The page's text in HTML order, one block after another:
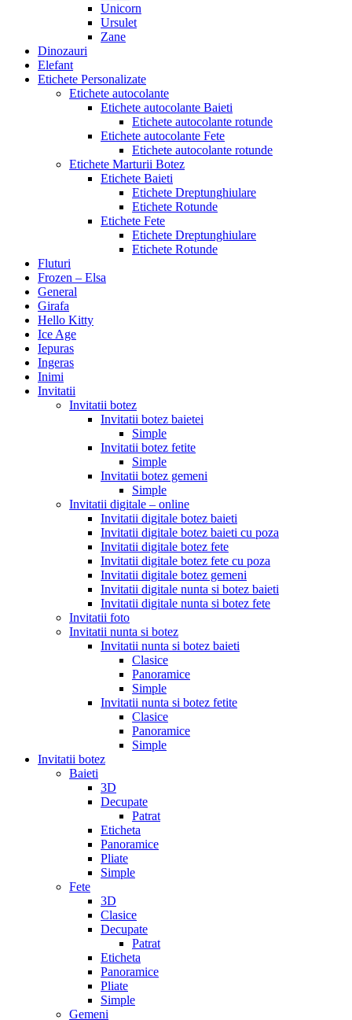
Unicorn
Ursulet
Zane
Dinozauri
Elefant
Etichete Personalizate
Etichete autocolante
Etichete autocolante Baieti
Etichete autocolante rotunde
Etichete autocolante Fete
Etichete autocolante rotunde
Etichete Marturii Botez
Etichete Baieti
Etichete Dreptunghiulare
Etichete Rotunde
Etichete Fete
Etichete Dreptunghiulare
Etichete Rotunde
Fluturi
Frozen – Elsa
General
Girafa
Hello Kitty
Ice Age
Iepuras
Ingeras
Inimi
Invitatii
Invitatii botez
Invitatii botez baietei
Simple
Invitatii botez fetite
Simple
Invitatii botez gemeni
Simple
Invitatii digitale – online
Invitatii digitale botez baieti
Invitatii digitale botez baieti cu poza
Invitatii digitale botez fete
Invitatii digitale botez fete cu poza
Invitatii digitale botez gemeni
Invitatii digitale nunta si botez baieti
Invitatii digitale nunta si botez fete
Invitatii foto
Invitatii nunta si botez
Invitatii nunta si botez baieti
Clasice
Panoramice
Simple
Invitatii nunta si botez fetite
Clasice
Panoramice
Simple
Invitatii botez
Baieti
3D
Decupate
Patrat
Eticheta
Panoramice
Pliate
Simple
Fete
3D
Clasice
Decupate
Patrat
Eticheta
Panoramice
Pliate
Simple
Gemeni